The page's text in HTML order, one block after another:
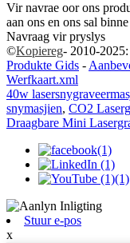
Vir navrae oor ons
aan ons en ons sal
Navraag vir pryslys
©Kopiereg- 2010-
Produkte Gids -
Werfkaart.xml
40w
snymasjien, CO2
Draagbare Mini
Stuur e-pos
x